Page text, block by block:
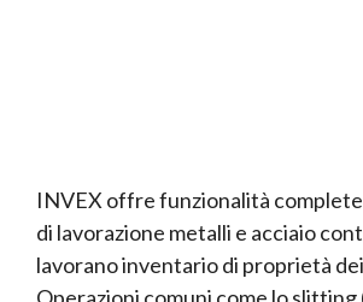
INVEX offre funzionalità
di lavorazione metalli e acciaio
lavorano inventario di proprietà